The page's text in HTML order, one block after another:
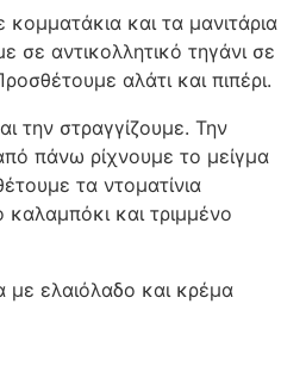
και τα μανιτάρια
σε αντικολλητικό τηγάνι σε
αλάτι και πιπέρι.
την στραγγίζουμε. Την
πάνω ρίχνουμε το μείγμα
τα ντοματίνια
και τριμμένο
με ελαιόλαδο και κρέμα